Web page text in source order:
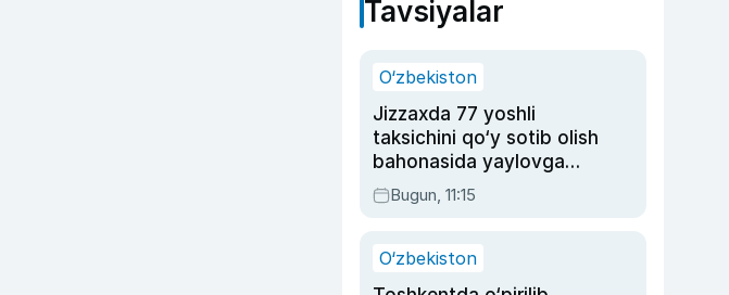
Tavsiyalar
O‘zbekiston
Jizzaxda 77 yoshli
taksichini qo‘y sotib olish
bahonasida yaylovga
olib borib o‘ldirgan yigit
20 yilga qamaldi
Bugun, 11:15
O‘zbekiston